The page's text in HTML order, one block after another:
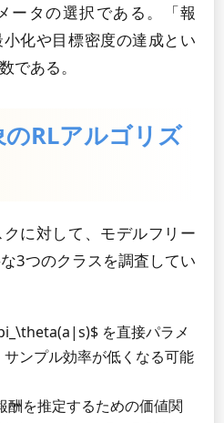
ータの選択である。「報
化や目標密度の達成とい
である。
RLアルゴリズ
に対して、モデルフリー
3つのクラスを調査してい
を直接パラメ
ンプル効率が低くなる可能
酬を推定するための価値関